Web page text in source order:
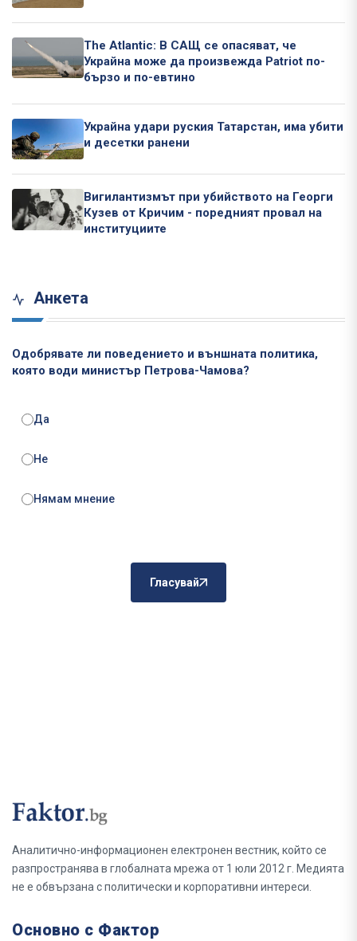
The Atlantic: В САЩ се опасяват, че
Украйна може да произвежда Patriot по-
бързо и по-евтино
Украйна удари руския Татарстан, има убити
и десетки ранени
Вигилантизмът при убийството на Георги
Кузев от Кричим - поредният провал на
институциите
Анкета
Одобрявате ли поведението и външната политика,
която води министър Петрова-Чамова?
Да
Не
Нямам мнение
Гласувай
Аналитично-информационен електронен вестник, който се
разпространява в глобалната мрежа от 1 юли 2012 г. Медията
не е обвързана с политически и корпоративни интереси.
Основно с Фактор